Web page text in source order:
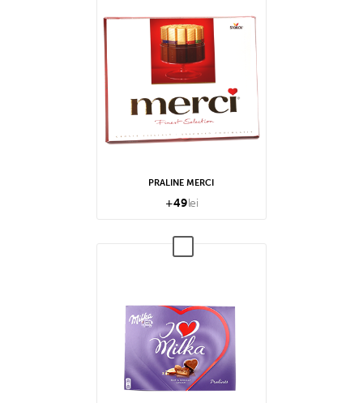
PRALINE MERCI
+49lei